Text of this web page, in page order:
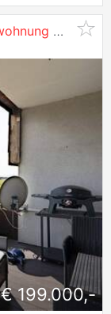
** Beste Aussichten - Helle 4 Zimmerwohnung mit großer Loggia und Parkplatz **
€ 199.000,-